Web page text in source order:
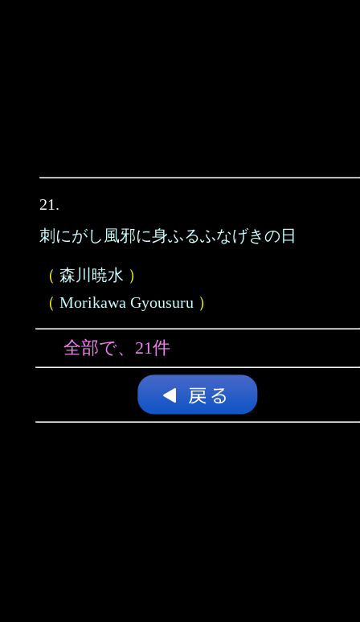
21.
刺にがし風邪に身ふるふなげきの日
（ 森川暁水 ）
（ Morikawa Gyousuru ）
全部で、21件